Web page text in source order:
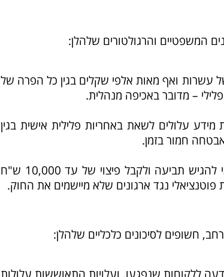
המשפטיים והרגולטורים שלהלן:
עשרות ואף מאות אלפי שקלים בגין כל הפרה של
– מדובר באכיפה מנהלית.
מידע עלולים לשאת באחריות פלילית אישית בגין
חמור בזמן.
לפי התיקון החדש, אדם שזכויותיו הופרו רשאי להגיש תביעה ולקבל פיצוי של עד 10,000 ש"ח
נגד ארגונים שלא מיישמים את החוק.
חשופים לסיכונים כלכליים שלהלן:
ללקוחות שנפגעו, ועלויות התאוששות עלולות